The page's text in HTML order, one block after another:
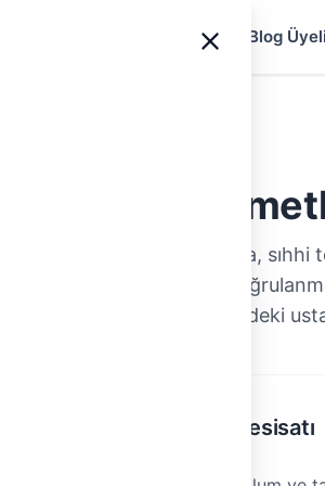
Rehberler Blog
Tesisat
elektrikten klimaya,
için Türkiye genelinde
kategoriyi seçin, bölgenizdeki
Elektrik Tesisatı